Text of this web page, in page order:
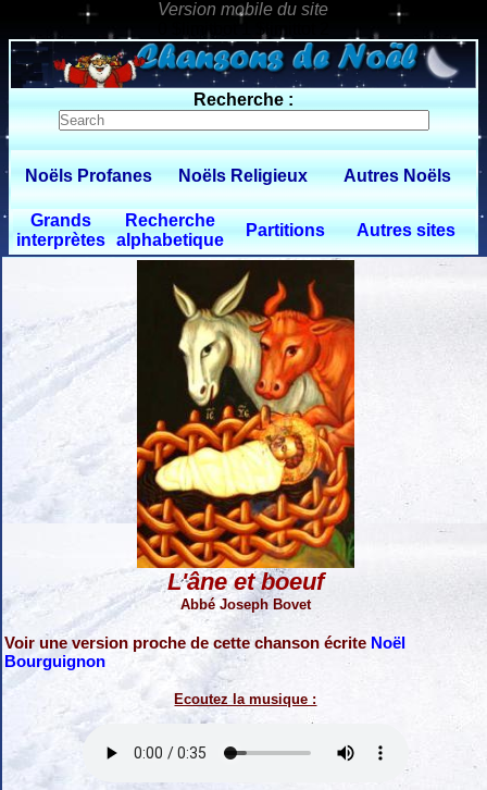
0 $limitbot 1 $limittot 2
Recherche :
Noëls Profanes Noëls Religieux Autres Noëls
Grands
interprètes
Recherche
alphabetique
Partitions Autres sites
L'âne et boeuf
Abbé Joseph Bovet
Voir une version proche de cette chanson écrite Noël
Bourguignon
Ecoutez la musique :